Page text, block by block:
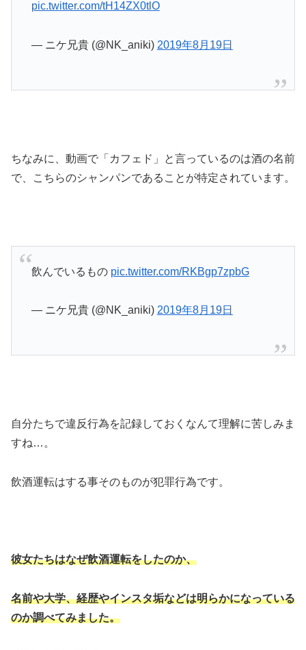
pic.twitter.com/tH14ZX0tlO
— ニケ兄貴 (@NK_aniki) 2019年8月19日
ちなみに、動画で「カフェド」と言っているのは酒の名前
で、こちらのシャンパンであることが特定されています。
飲んでいるもの pic.twitter.com/RKBgp7zpbG
— ニケ兄貴 (@NK_aniki) 2019年8月19日
自分たちで違反行為を記録しておくなんて理解に苦しみま
すね…。
飲酒運転はする事そのものが犯罪行為です。
彼女たちはなぜ飲酒運転をしたのか、
名前や大学、経歴やインスタ垢などは明らかになっている
のか調べてみました。